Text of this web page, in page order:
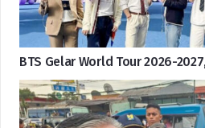
BTS Gelar World Tour 2026-